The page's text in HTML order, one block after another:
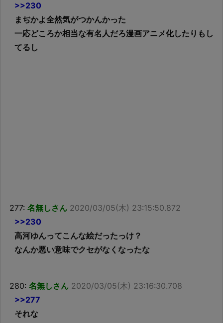
>>230
まぢかよ全然気がつかんかった
一応どころか相当な有名人だろ漫画アニメ化したりもし
てるし
277: 名無しさん 2020/03/05(木) 23:15:50.872
>>230
高河ゆんってこんな絵だったっけ？
なんか悪い意味でクセがなくなったな
280: 名無しさん 2020/03/05(木) 23:16:30.708
>>277
それな